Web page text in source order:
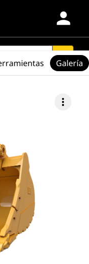
person
search
more_vert
Galería